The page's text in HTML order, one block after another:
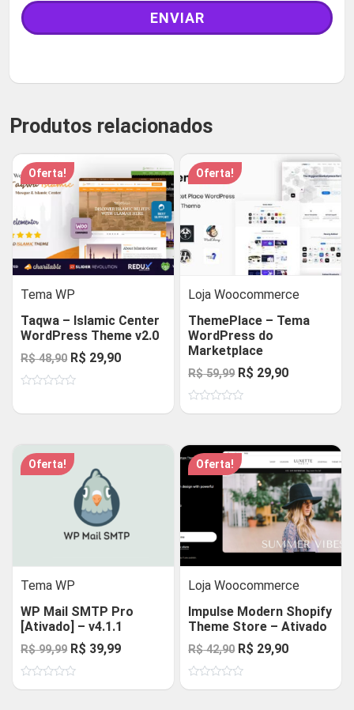
Produtos relacionados
Oferta!
Tema WP
Taqwa – Islamic Center
WordPress Theme v2.0
R$48,90 O
preço
R$ 29,90O
de
Oferta!
Loja Woocommerce
ThemePlace – Tema
WordPress do
Marketplace
R$59,99 O
preço
original
R$ 59,99.
R$ 29,90O
atual
R$ 29,90.
Oferta!
Tema WP
WP Mail SMTP Pro
[Ativado] – v4.1.1
R$99,99 O
preço
original
R$ 39,99O
atual
Oferta!
Loja Woocommerce
Impulse Modern Shopify
Theme Store – Ativado
R$42,90 O
preço
original
R$ 29,90O
atual